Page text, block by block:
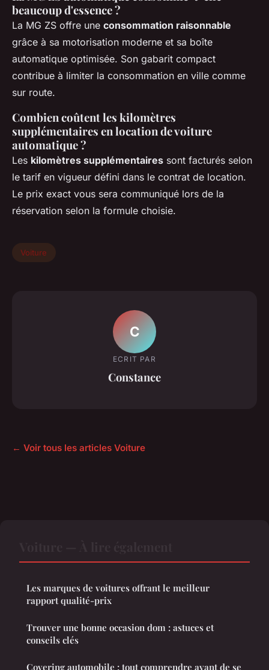
beaucoup d'essence ?
La MG ZS offre une consommation raisonnable
grâce à sa motorisation moderne et sa boîte
automatique optimisée. Son gabarit compact
contribue à limiter la consommation en ville comme
sur route.
Combien coûtent les kilomètres
supplémentaires en location de voiture
automatique ?
Les kilomètres supplémentaires sont facturés selon
le tarif en vigueur défini dans le contrat de location.
Le prix exact vous sera communiqué lors de la
réservation selon la formule choisie.
Voiture
C
ECRIT PAR
Constance
← Voir tous les articles Voiture
Les marques de voitures offrant le meilleur
rapport qualité-prix
Trouver une bonne occasion dom : astuces et
conseils clés
Covering automobile : tout comprendre avant de se